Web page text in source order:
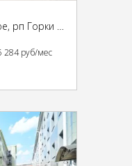
Московская обл, г Видное, рп Горки Ленинские, Промзона Технопарк улица Восточная, Московская обл., промзона Технопарк, Восточная ул.
284 руб/мес